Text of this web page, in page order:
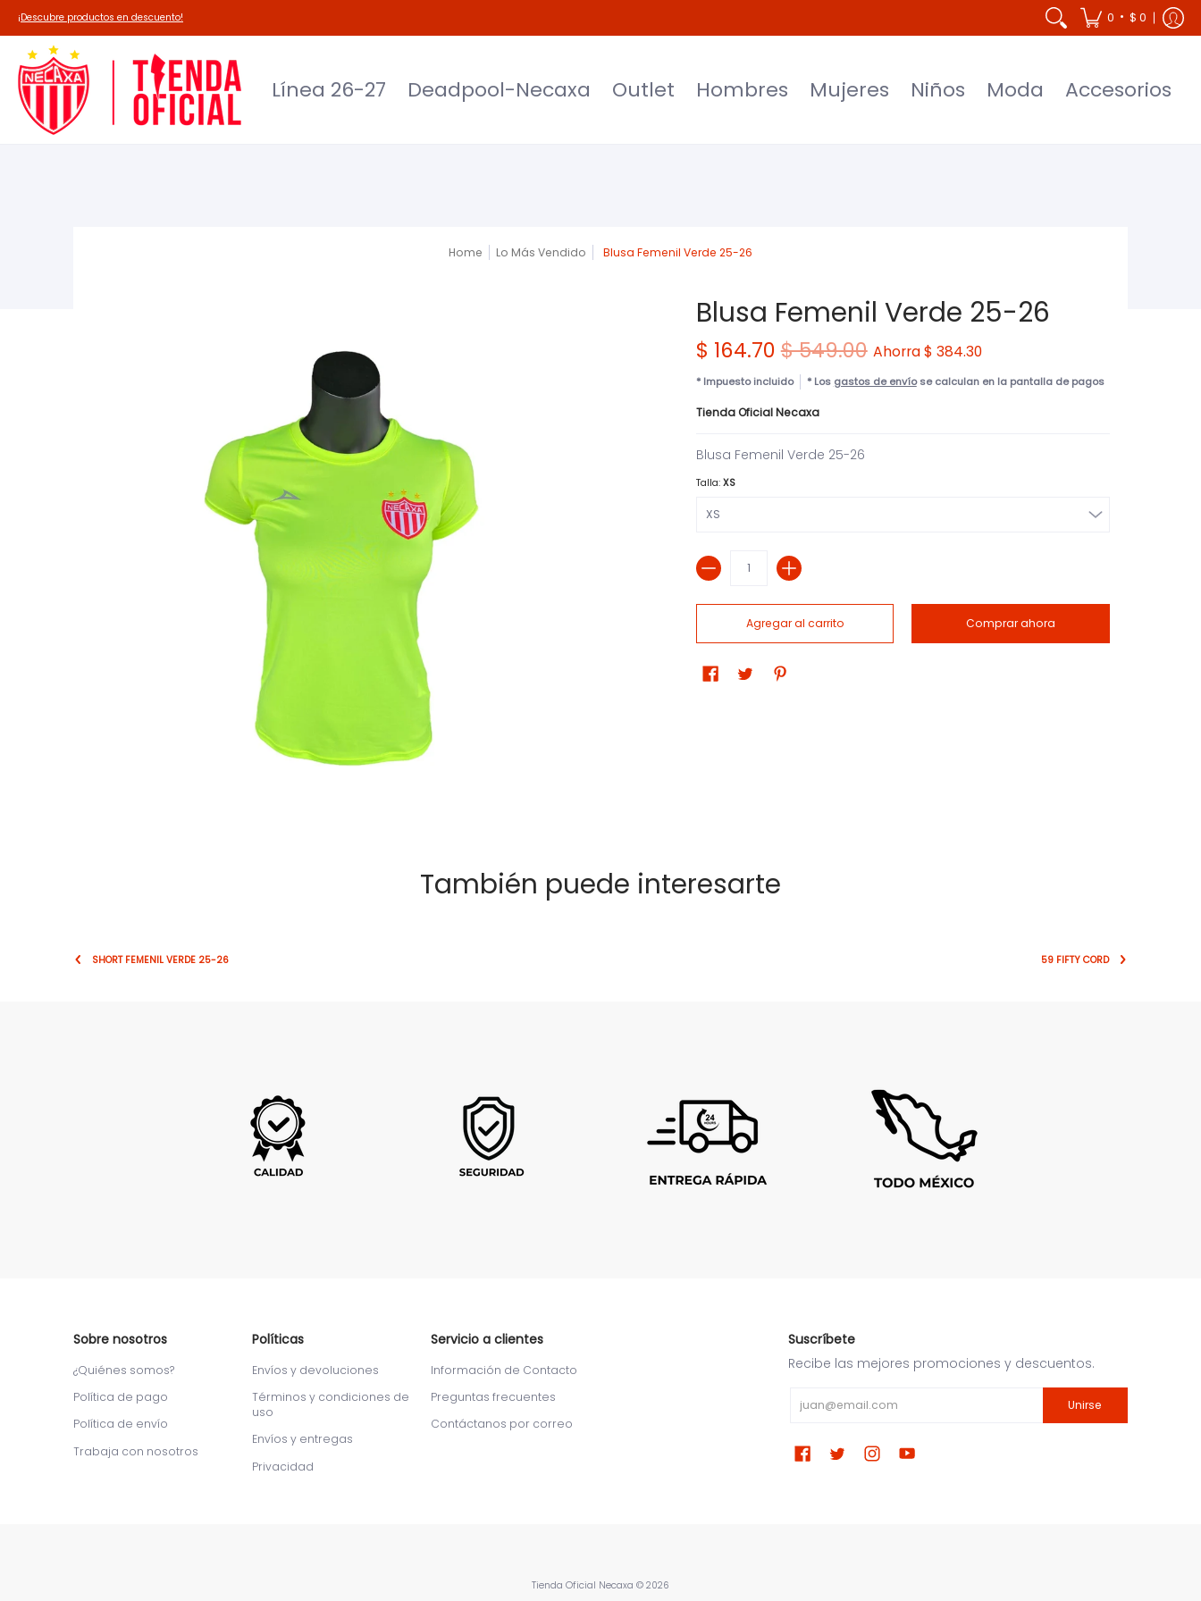
Línea 26-27 Deadpool-Necaxa
¡Descubre productos en descuento! 0 • $ 0
Línea 26-27 Deadpool-Necaxa Outlet Hombres Mujeres Niños Moda Accesorios
Home Lo Más Vendido Blusa Femenil Verde 25-26
Blusa Femenil Verde 25-26
$ 164.70$ 549.00 Ahorra$ 384.30
* Impuesto incluido * Los gastos de envíose calculan en la pantalla de pagos
Tienda Oficial Necaxa
Blusa Femenil Verde 25-26
Talla: XS
Cantidad
Agregar al carrito Comprar ahora
También puede interesarte
SHORT FEMENIL VERDE 25-26 59 FIFTY CORD
Sobre nosotros
¿Quiénes somos?
Política de pago
Política de envío
Trabaja con nosotros
Políticas
Envíos y devoluciones
Términos y condiciones de
uso
Envíos y entregas
Privacidad
Servicio a clientes
Información de Contacto
Preguntas frecuentes
Contáctanos por correo
Suscríbete
Recibe las mejores promociones y descuentos.
Unirse
Tienda Oficial Necaxa © 2026